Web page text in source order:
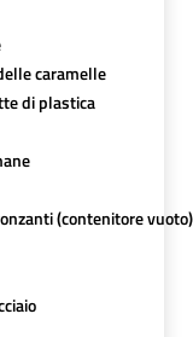
caramelle
di plastica
(contenitore vuoto)